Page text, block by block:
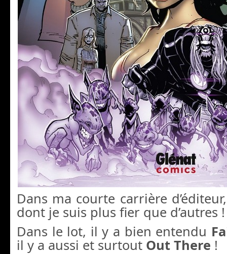
Dans ma courte carrière
dont je suis plus fier que d’autres !
Dans le lot, il y a bien entendu
il y a aussi et surtout Out There !